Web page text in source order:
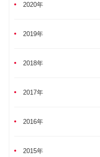
2020年
2019年
2018年
2017年
2016年
2015年